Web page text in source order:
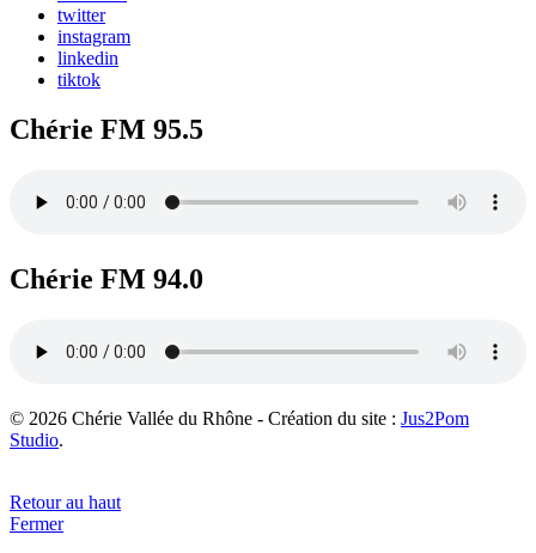
twitter
instagram
linkedin
tiktok
Chérie FM 95.5
Chérie FM 94.0
© 2026 Chérie Vallée du Rhône - Création du site : Jus2Pom
Studio.
Retour au haut
Fermer